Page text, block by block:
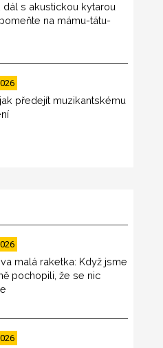
dál s akustickou kytarou
na mámu-tátu-
předejít muzikantskému
malá raketka: Když jsme
pochopili, že se nic